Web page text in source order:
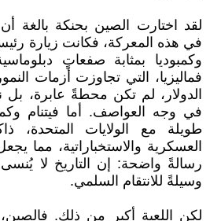
لقد اختارت الصين بحنكة بالغة
في هذه المعركة، فكانت زيارة
وكمبوديا بمثابة صفعاتٍ
فماليزيا، التي تجاوزت أزمات
الدولار، لم تكن محطةً عابرة، بل
في وجه العواصف. أما فيتنام
طويلة مع الولايات المتحدة،
العسكرية والاستخباراتية، مما
رسالةً واضحة: إن التاريخ لا
وسيلةً للانتقام السلمي.
لكن اللعبة أكبر من ذلك.